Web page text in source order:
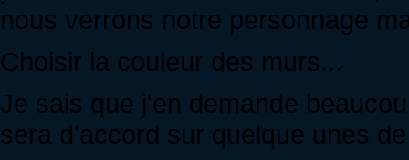
nous verrons notre personnage
Choisir la couleur des murs...
Je sais que j'en demande
sera d'accord sur quelque unes